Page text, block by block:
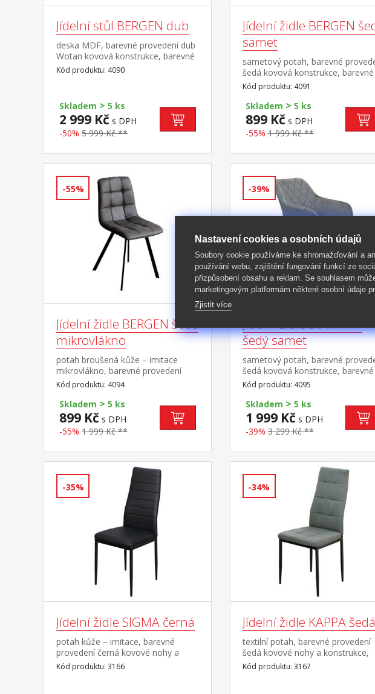
Jídelní stůl BERGEN dub
deska MDF, barevné provedení dub
Wotan kovová konstrukce, barevné
provedení černá
Kód produktu: 4090
Skladem > 5 ks
2 999 Kč s DPH
-50% 5 999 Kč **
Jídelní židle BERGEN
samet
sametový potah, barevné
šedá kovová konstrukce, barevné
provedení černá výška sedu 49 cm
Kód produktu: 4091
Skladem > 5 ks
899 Kč s DPH
-55% 1 999 Kč **
-55%
Jídelní židle BERGEN šedé
mikrovlákno
potah broušená kůže – imitace
mikrovlákno, barevné provedení
antracitová kovová konstrukce,
barevné provedení černá výška sedu
51 cm
Kód produktu: 4094
Skladem > 5 ks
899 Kč s DPH
-55% 1 999 Kč **
-39%
Jídelní židle DIAMANT
šedý samet
sametový potah, barevné
šedá kovová konstrukce, barevné
provedení černá výška sedu 51 cm,
hloubka sedu 45,5 cm šířka sedu v
zadní nejužší části 36 cm, v
části 42 cmvhodná ke stolu
BERGEN dub 4090
Kód produktu: 4095
Skladem > 5 ks
1 999 Kč s DPH
-39% 3 299 Kč **
-35%
Jídelní židle SIGMA černá
potah kůže – imitace, barevné
provedení černá kovové nohy a
konstrukce, výška sedu 47 cm
Kód produktu: 3166
-34%
Jídelní židle KAPPA šedá
textilní potah, barevné provedení
šedá kovové nohy a konstrukce,
výška sedu 46 cm
Kód produktu: 3167
Nastavení cookies a osobních údajů
Soubory cookie používáme ke shromažďování a
používání webu, zajištění fungování funkcí ze
přizpůsobení obsahu a reklam. Se souhlasem
marketingovým platformám některé osobní údaje
Zjistit více